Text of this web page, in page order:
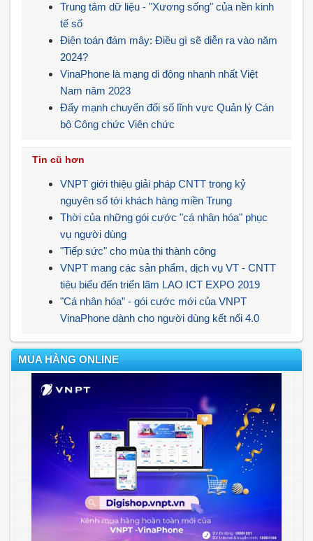
Trung tâm dữ liệu - "Xương sống" của nền kinh
tế số
Điện toán đám mây: Điều gì sẽ diễn ra vào năm
2024?
VinaPhone là mạng di động nhanh nhất Việt
Nam năm 2023
Đẩy mạnh chuyển đổi số lĩnh vực Quản lý Cán
bộ Công chức Viên chức
Tin cũ hơn
VNPT giới thiệu giải pháp CNTT trong kỷ
nguyên số tới khách hàng miền Trung
Thời của những gói cước "cá nhân hóa" phục
vụ người dùng
"Tiếp sức" cho mùa thi thành công
VNPT mang các sản phẩm, dịch vụ VT - CNTT
tiêu biểu đến triển lãm LAO ICT EXPO 2019
"Cá nhân hóa” - gói cước mới của VNPT
VinaPhone dành cho người dùng kết nối 4.0
MUA HÀNG ONLINE